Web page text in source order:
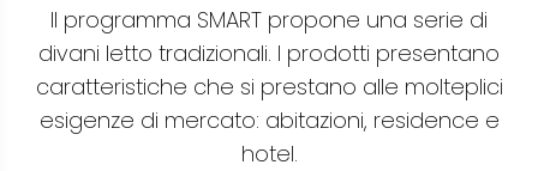
Il programma SMART propone una serie di
divani letto tradizionali. I prodotti presentano
caratteristiche che si prestano alle molteplici
esigenze di mercato: abitazioni, residence e
hotel.